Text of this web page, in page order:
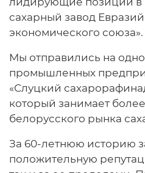
сахарный завод
экономического союза».
Мы отправились на
промышленных
«Слуцкий
который занимает
белорусского рынка
За 60‑летнюю историю
положительную